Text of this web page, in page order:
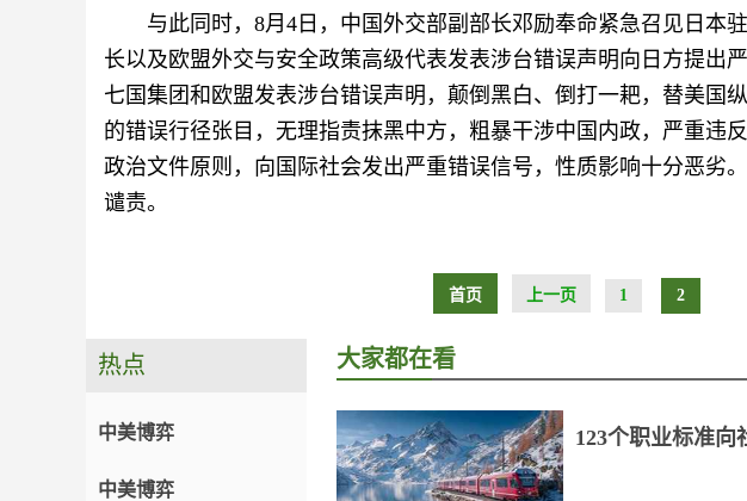
与此同时，8月4日，中国外交部副部长邓励奉命紧急召见日本
长以及欧盟外交与安全政策高级代表发表涉台错误声明向日方提出
七国集团和欧盟发表涉台错误声明，颠倒黑白、倒打一耙，替美国
的错误行径张目，无理指责抹黑中方，粗暴干涉中国内政，严重违
政治文件原则，向国际社会发出严重错误信号，性质影响十分恶劣
谴责。
首页 上一页 1 2
热点
中美博弈
中美博弈
大家都在看
123个职业标准向